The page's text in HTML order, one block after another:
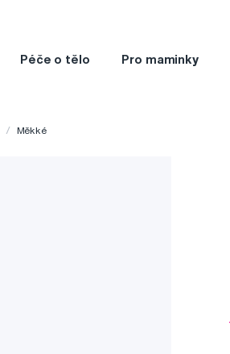
Péče o tělo Pro maminky
Měkké